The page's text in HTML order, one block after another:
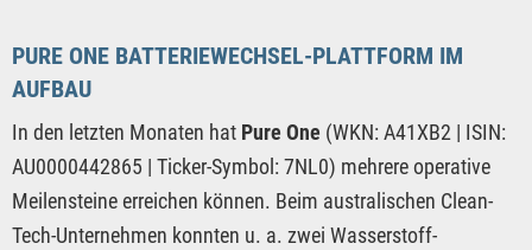
PURE ONE BATTERIEWECHSEL-PLATTFORM IM
AUFBAU
In den letzten Monaten hat Pure One (WKN: A41XB2 | ISIN:
AU0000442865 | Ticker-Symbol: 7NL0) mehrere operative
Meilensteine erreichen können. Beim australischen Clean-
Tech-Unternehmen konnten u. a. zwei Wasserstoff-